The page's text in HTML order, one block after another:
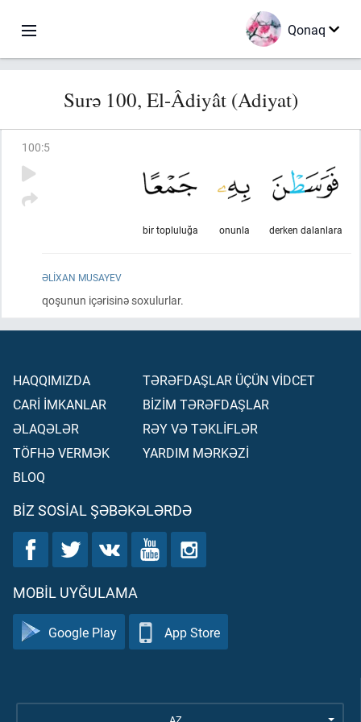
Qonaq
Surə 100, El-Âdiyât (Adiyat)
100:5
derken dalanlara
onunla
bir topluluğa
ƏLIXAN MUSAYEV
qoşunun içərisinə soxulurlar.
HAQQIMIZDA
CARİ İMKANLAR
ƏLAQƏLƏR
TÖFHƏ VERMƏK
BLOQ
TƏRƏFDAŞLAR ÜÇÜN VİDCET
BİZİM TƏRƏFDAŞLAR
RƏY VƏ TƏKLİFLƏR
YARDIM MƏRKƏZİ
BIZ SOSIAL ŞƏBƏKƏLƏRDƏ
MOBIL UYĞULAMA
Google Play App Store